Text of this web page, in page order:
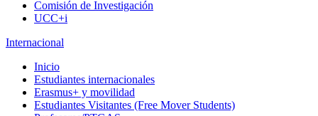
Comisión de Investigación
UCC+i
Internacional
Inicio
Estudiantes internacionales
Erasmus+ y movilidad
Estudiantes Visitantes (Free Mover Students)